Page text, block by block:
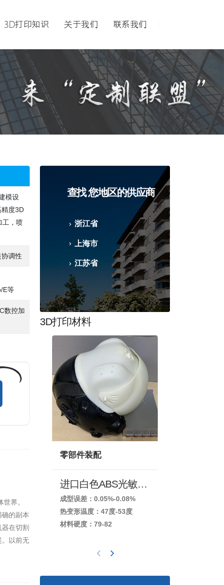
3D打印知识 关于我们 联系我们
模设
度3D
工，喷
调性
E等
数控加
界。
的副本
在切割
。以前无
查找 您地区的供应商
浙江省
上海市
江苏省
3D打印材料
进口白色ABS光敏树脂
零部件装配
成型误差：0.05%-0.08%
热变形温度：47度-53度
材料硬度：79-82